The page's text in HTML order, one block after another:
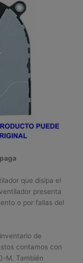
que disipa el
presenta
o por fallas del
de
contamos con
M. También